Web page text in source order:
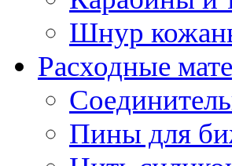
Шнур
Расходные
Пины для